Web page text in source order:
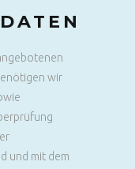
wir
und mit dem